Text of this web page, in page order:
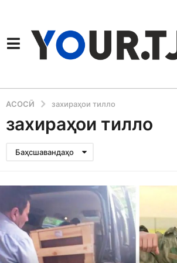
АСОСӢ захираҳои тилло
захираҳои тилло
Баҳсшавандаҳо